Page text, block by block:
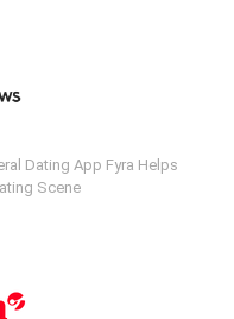
Dating App Fyra Helps
Scene